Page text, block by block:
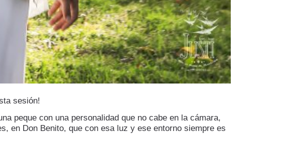
sesión!
peque con una personalidad que no cabe en la cámara,
en Don Benito, que con esa luz y ese entorno siempre es